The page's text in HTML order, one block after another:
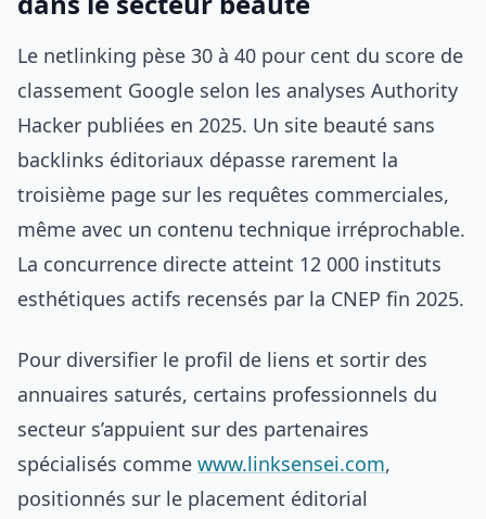
Le netlinking pèse 30 à 40 pour cent du score de
classement Google selon les analyses Authority
Hacker publiées en 2025. Un site beauté sans
backlinks éditoriaux dépasse rarement la
troisième page sur les requêtes commerciales,
même avec un contenu technique irréprochable.
La concurrence directe atteint 12 000 instituts
esthétiques actifs recensés par la CNEP fin 2025.
Pour diversifier le profil de liens et sortir des
annuaires saturés, certains professionnels du
secteur s’appuient sur des partenaires
spécialisés comme www.linksensei.com,
positionnés sur le placement éditorial